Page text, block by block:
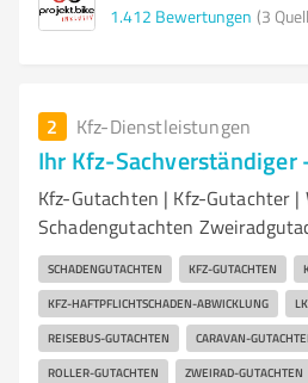
1.412 Bewertungen (3
2 Kfz-Dienstleistungen
Ihr Kfz-Sachverständiger
Kfz-Gutachten | Kfz-Gutachter
Schadengutachten
SCHADENGUTACHTEN KFZ-GUTACHTEN
KFZ-HAFTPFLICHTSCHADEN-ABWICKLUNG
REISEBUS-GUTACHTEN CARAVAN-
ROLLER-GUTACHTEN ZWEIRAD-GUTACHTEN